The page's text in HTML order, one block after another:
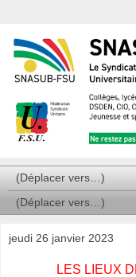
jeudi 26 janvier 2023
LES LIEUX